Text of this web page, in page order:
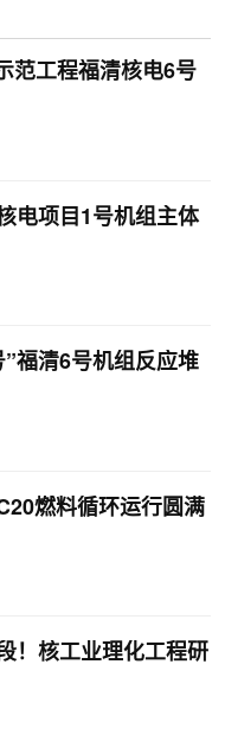
范工程福清核电6号
电项目1号机组主体
”福清6号机组反应堆
燃料循环运行圆满
！核工业理化工程研